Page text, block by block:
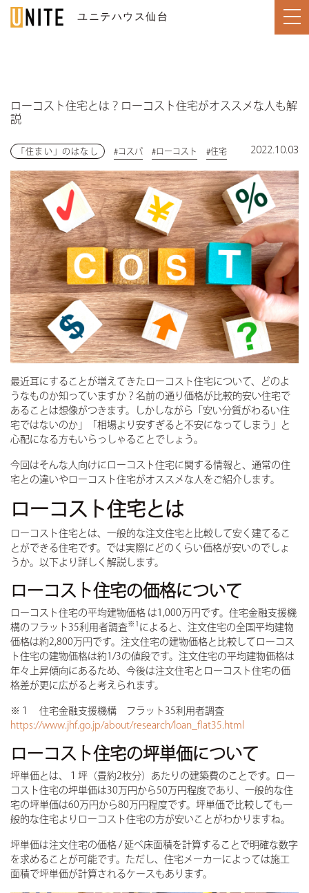
ユニテハウス仙台
LINE UP
WORKS ユニテハウスの施工事例
UNITEHOUSE ユニテハウスについて
HOUSE MAKING ユニテハウスの家づくり
Q&A よくある質問
MODEL HOUSE ユニテ仙台のモデルハウス
COMPANY 会社について
- NEWS お知らせ
- CORPORATE 企業情報
CONTACT お問い合わせ
DICTIONARY 住宅用語大辞典
UNIGURA QOLを高める暮らしのアイディア
VOICE オーナーの声
CONTACT お問い合わせ
実例集 間取り集
ローコスト住宅とは？ローコスト住宅がオススメな人も解
説
「住まい」のはなし #コスパ #ローコスト #住宅 2022.10.03
最近耳にすることが増えてきたローコスト住宅について、どのよ
うなものか知っていますか？名前の通り価格が比較的安い住宅で
あることは想像がつきます。しかしながら「安い分質がわるい住
宅ではないのか」「相場より安すぎると不安になってしまう」と
心配になる方もいらっしゃることでしょう。
今回はそんな人向けにローコスト住宅に関する情報と、通常の住
宅との違いやローコスト住宅がオススメな人をご紹介します。
ローコスト住宅とは
ローコスト住宅とは、一般的な注文住宅と比較して安く建てるこ
とができる住宅です。では実際にどのくらい価格が安いのでしょ
うか。以下より詳しく解説します。
ローコスト住宅の価格について
ローコスト住宅の平均建物価格 は1,000万円です。住宅金融支援機
構のフラット35利用者調査※1 によると、注文住宅の全国平均建物
価格は約2,800万円です。注文住宅の建物価格と比較してローコス
ト住宅の建物価格は約1/3の値段です。注文住宅の平均建物価格は
年々上昇傾向にあるため、今後は注文住宅とローコスト住宅の価
格差が更に広がると考えられます。
※１ 住宅金融支援機構 フラット35利用者調査
https://www.jhf.go.jp/about/research/loan_flat35.html
ローコスト住宅の坪単価について
坪単価とは、１坪（畳約2枚分）あたりの建築費のことです。ロー
コスト住宅の坪単価は30万円から50万円程度であり、一般的な住
宅の坪単価は60万円から80万円程度です。坪単価で比較しても一
般的な住宅よりローコスト住宅の方が安いことがわかりますね。
坪単価は注文住宅の価格 / 延べ床面積を計算することで明確な数字
を求めることが可能です。ただし、住宅メーカーによっては施工
面積で坪単価が計算されるケースもあります。